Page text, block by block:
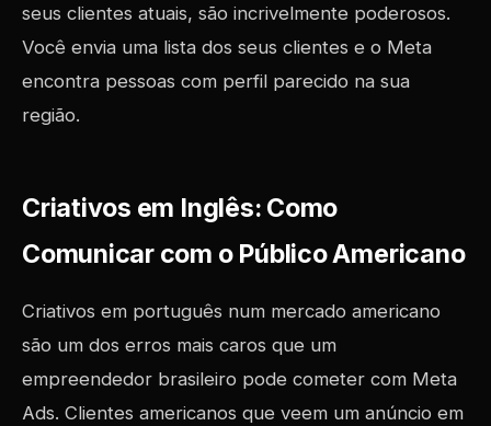
seus clientes atuais, são incrivelmente poderosos.
Você envia uma lista dos seus clientes e o Meta
encontra pessoas com perfil parecido na sua
região.
Criativos em Inglês: Como
Comunicar com o Público Americano
Criativos em português num mercado americano
são um dos erros mais caros que um
empreendedor brasileiro pode cometer com Meta
Ads. Clientes americanos que veem um anúncio em